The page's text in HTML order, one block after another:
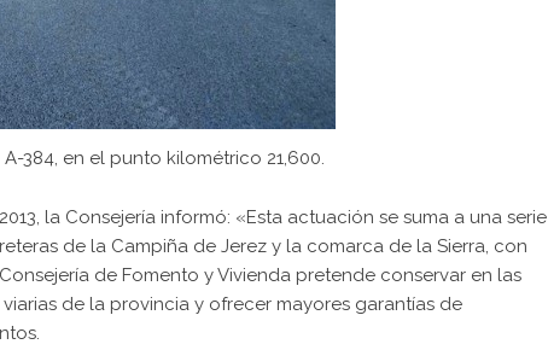
384, en el punto kilométrico 21,600.
la Consejería informó: «Esta actuación se suma a una serie
de la Campiña de Jerez y la comarca de la Sierra, con
de Fomento y Vivienda pretende conservar en las
de la provincia y ofrecer mayores garantías de